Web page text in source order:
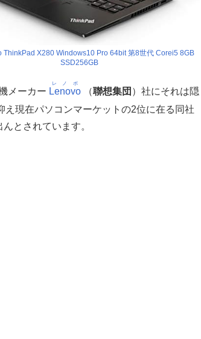
ThinkPad X280 Windows10 Pro 64bit 第8世代 Corei5 8GB
SSD256GB
メーカー Lenovo
レノボ
（聯想集団 ）社にそれは隠
現在パソコンマーケットの2位に在る同社
とされています。